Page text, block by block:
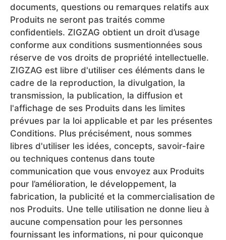
documents, questions ou remarques relatifs aux
Produits ne seront pas traités comme
confidentiels. ZIGZAG obtient un droit d’usage
conforme aux conditions susmentionnées sous
réserve de vos droits de propriété intellectuelle.
ZIGZAG est libre d'utiliser ces éléments dans le
cadre de la reproduction, la divulgation, la
transmission, la publication, la diffusion et
l'affichage de ses Produits dans les limites
prévues par la loi applicable et par les présentes
Conditions. Plus précisément, nous sommes
libres d'utiliser les idées, concepts, savoir-faire
ou techniques contenus dans toute
communication que vous envoyez aux Produits
pour l’amélioration, le développement, la
fabrication, la publicité et la commercialisation de
nos Produits. Une telle utilisation ne donne lieu à
aucune compensation pour les personnes
fournissant les informations, ni pour quiconque